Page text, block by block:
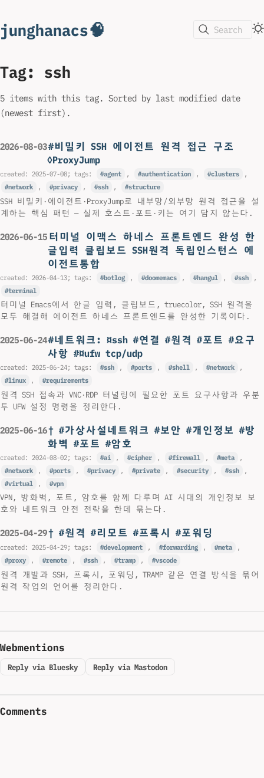
junghanacs🧠 Search
Tag: ssh
5 items with this tag. Sorted by last modified date
(newest first).
2026-08-03#비밀키 SSH 에이전트 원격 접근 구조
◊ProxyJump
created: 2025-07-08; tags: agent , authentication , clusters
,
network
, privacy , ssh , structure
SSH 비밀키·에이전트·ProxyJump로 내부망/외부망 원격 접근을 설
계하는 핵심 패턴 — 실제 호스트·포트·키는 여기 담지 않는다.
2026-06-15 터미널 이맥스 하네스 프론트엔드 완성 한
글입력 클립보드 SSH원격 독립인스턴스 에
이전트통합
created: 2026-04-13; tags: botlog , doomemacs , hangul , ssh
,
terminal
터미널 Emacs에서 한글 입력, 클립보드, truecolor, SSH 원격을
모두 해결해 에이전트 하네스 프론트엔드를 완성한 기록이다.
2025-06-24#네트워크: ¤ssh #연결 #원격 #포트 #요구
사항 #¤ufw tcp/udp
created: 2025-06-24; tags: ssh , ports , shell , network
,
linux
, requirements
원격 SSH 접속과 VNC·RDP 터널링에 필요한 포트 요구사항과 우분
투 UFW 설정 명령을 정리한다.
2025-06-16† #가상사설네트워크 #보안 #개인정보 #방
화벽 #포트 #암호
created: 2024-08-02; tags: ai , cipher , firewall , meta
,
network
, ports , privacy , private , security , ssh
,
virtual
, vpn
VPN, 방화벽, 포트, 암호를 함께 다루며 AI 시대의 개인정보 보
호와 네트워크 안전 전략을 한데 묶는다.
2025-04-29† #원격 #리모트 #프록시 #포워딩
created: 2025-04-29; tags: development , forwarding , meta
,
proxy
, remote , ssh , tramp , vscode
원격 개발과 SSH, 프록시, 포워딩, TRAMP 같은 연결 방식을 묶어
원격 작업의 언어를 정리한다.
Webmentions
Reply via Bluesky Reply via Mastodon
Comments